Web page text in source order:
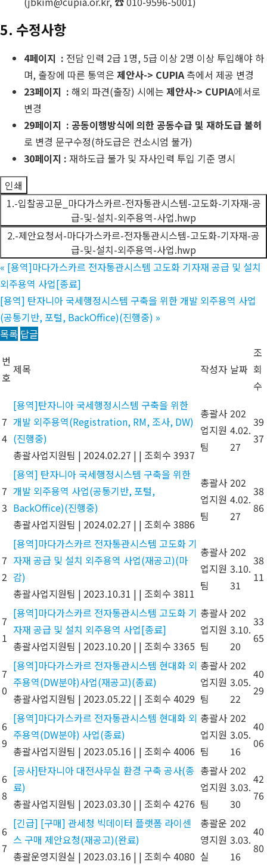
5. 수정사항
4페이지 : 전담 인력 2급 1명, 5급 이상 2명 이상 투입해야 하
며, 출장에 따른 통역은 제안사-> CUPIA 측에서 제공 변경
23페이지 : 해외 파견(출장) 시에는 제안사-> CUPIA에서로
변경
29페이지 : 공동이행방식에 의한 공동수급 및 재하도급 불허
로 변경 문구수정(하도급은 컨소시엄 불가)
30페이지 : 재하도급 불가 및 자사인력 투입 기준 명시
인쇄
1.-입찰공고문_마다가스카르-전자통관시스템-고도화-기자재-공
급-및-설치-외주용역-사업.hwp
2.-제안요청서-마다가스카르-전자통관시스템-고도화-기자재-공
급-및-설치-외주용역-사업.hwp
« [용역]마다가스카르 전자통관시스템 고도화 기자재 공급 및 설치
외주용역 사업[종료]
[용역] 탄자니아 국세행정시스템 구축을 위한 개발 외주용역 사업
(공통기반, 포털, BackOffice)(진행중) »
목록 답글
번
호
제목 작성자 날짜
조
회
수
7
4
[용역]탄자니아 국세행정시스템 구축을 위한
개발 외주용역(Registration, RM, 조사, DW)
(진행중)
총괄사업지원팀 | 2024.02.27 | | 조회수 3937
총괄사
업지원
팀
202
4.02.
27
39
37
7
3
[용역] 탄자니아 국세행정시스템 구축을 위한
개발 외주용역 사업(공통기반, 포털,
BackOffice)(진행중)
총괄사업지원팀 | 2024.02.27 | | 조회수 3886
총괄사
업지원
팀
202
4.02.
27
38
86
7
2
[용역]마다가스카르 전자통관시스템 고도화 기
자재 공급 및 설치 외주용역 사업(재공고)(마
감)
총괄사업지원팀 | 2023.10.31 | | 조회수 3811
총괄사
업지원
팀
202
3.10.
31
38
11
7
1
[용역]마다가스카르 전자통관시스템 고도화 기
자재 공급 및 설치 외주용역 사업[종료]
총괄사업지원팀 | 2023.10.20 | | 조회수 3365
총괄사
업지원
팀
202
3.10.
20
33
65
7
0
[용역]마다가스카르 전자통관시스템 현대화 외
주용역(DW분야)사업(재공고)(종료)
총괄사업지원팀 | 2023.05.22 | | 조회수 4029
총괄사
업지원
팀
202
3.05.
22
40
29
6
9
[용역]마다가스카르 전자통관시스템 현대화 외
주용역(DW분야) 사업(종료)
총괄사업지원팀 | 2023.05.16 | | 조회수 4006
총괄사
업지원
팀
202
3.05.
16
40
06
6
8
[공사]탄자니아 대전사무실 환경 구축 공사(종
료)
총괄사업지원팀 | 2023.03.30 | | 조회수 4276
총괄사
업지원
팀
202
3.03.
30
42
76
6
7
[긴급] [구매] 관세청 빅데이터 플랫폼 라이센
스 구매 제안요청(재공고)(완료)
총괄운영지원실 | 2023.03.16 | | 조회수 4080
총괄운
영지원
실
202
3.03.
16
40
80